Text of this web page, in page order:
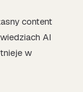
content
AI
w